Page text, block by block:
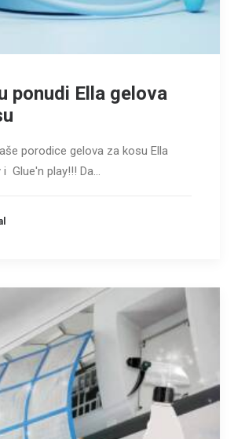
ponudi Ella gelova
porodice gelova za kosu Ella
i Glue'n play!!! Da…